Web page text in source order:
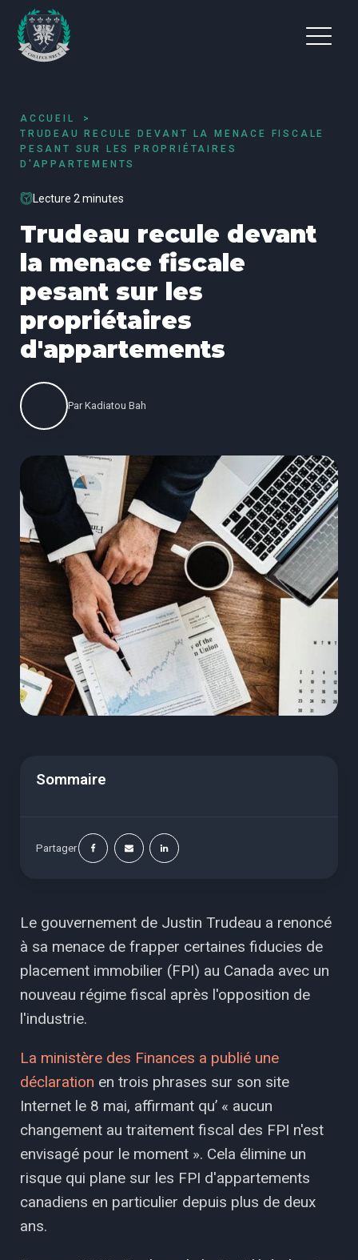
ACCUEIL
TRUDEAU RECULE DEVANT LA MENACE FISCALE
PESANT SUR LES PROPRIÉTAIRES
D'APPARTEMENTS
Lecture 2 minutes
Trudeau recule devant
la menace fiscale
pesant sur les
propriétaires
d'appartements
Par Kadiatou Bah
Sommaire
Partager
Le gouvernement de Justin Trudeau a renoncé
à sa menace de frapper certaines fiducies de
placement immobilier (FPI) au Canada avec un
nouveau régime fiscal après l'opposition de
l'industrie.
La ministère des Finances a publié une
déclaration en trois phrases sur son site
Internet le 8 mai, affirmant qu’ « aucun
changement au traitement fiscal des FPI n'est
envisagé pour le moment ». Cela élimine un
risque qui plane sur les FPI d'appartements
canadiens en particulier depuis plus de deux
ans.